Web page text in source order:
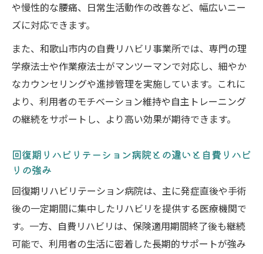
家族と取り組む自費リハビリのサポート体
制と効果
保険外リハビリで和歌山市の生活を豊かに
和歌山市で保険外リハビリを選ぶメリット
と選択基準
自費リハビリで腰痛や日常動作改善を目指
す方法
変化とは
違い
和歌山市の暮らしに寄り添う自費リハビリ
の特徴
や慢性的な腰痛、日常生活動作の改善など、幅広いニー
ズに対応できます。
また、和歌山市内の自費リハビリ事業所では、専門の理
学療法士や作業療法士がマンツーマンで対応し、細やか
なカウンセリングや進捗管理を実施しています。これに
より、利用者のモチベーション維持や自主トレーニング
の継続をサポートし、より高い効果が期待できます。
回復期リハビリテーション病院との違いと自費リハビ
リの強み
回復期リハビリテーション病院は、主に発症直後や手術
後の一定期間に集中したリハビリを提供する医療機関で
す。一方、自費リハビリは、保険適用期間終了後も継続
可能で、利用者の生活に密着した長期的サポートが強み